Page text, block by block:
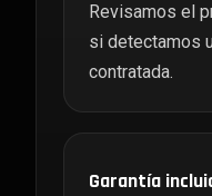
Revisamos el
si detectamos
contratada.
Garantía